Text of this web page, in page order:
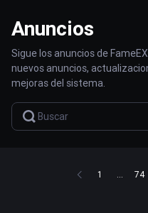
Anuncios
Sigue los anuncios de
nuevos anuncios,
mejoras del sistema.
1 ... 74